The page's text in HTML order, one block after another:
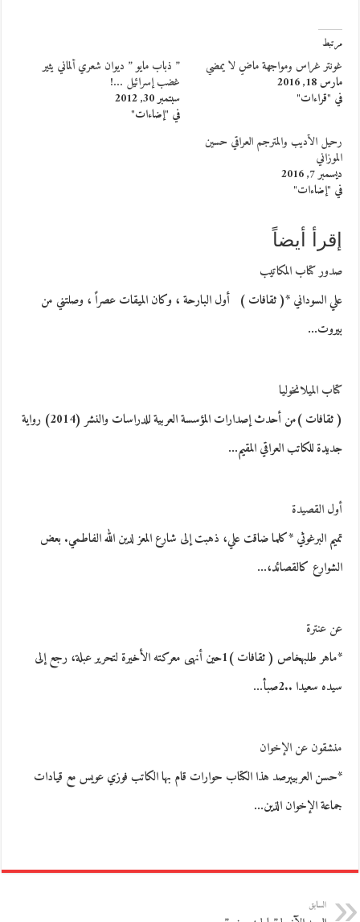
مرتبط
غونتر غراس ومواجهة ماضٍ لا يمضي
مارس 18, 2016
في "قراءات"
” ذباب مايو ” ديوان شعري ألماني يثير
غضب إسرائيل …!
سبتمبر 30, 2012
في "إضاءات"
رحيل الأديب والمترجم العراقي حسين
الموزاني
ديسمبر 7, 2016
في "إضاءات"
إقرأ أيضاً
صدور كتاب المكاتيب
علي السوداني *( ثقافات ) أول البارحة ، وكان الميقات عصراً ، وصلتني من
بيروت…
كتاب الميلانخوليا
( ثقافات )من أحدث إصدارات المؤسسة العربية للدراسات والنشر (2014) رواية
جديدة للكاتب العراقي المقيم…
أول القصيدة
تميم البرغوثي *كلما ضاقت علي، ذهبت إلى شارع المعز لدين الله الفاطمي. بعض
الشوارع كالقصائد،…
عن عنترة
*ماهر طلبهخاص ( ثقافات )1حين أنهى معركته الأخيرة لتحرير عبلة، رجع إلى
سيده سعيدا ..2صبأ…
منشقون عن الإخوان
*حسن العربييرصد هذا الكتاب حوارات قام بها الكاتب فوزي عويس مع قيادات
جماعة الإخوان الذين…
السابق